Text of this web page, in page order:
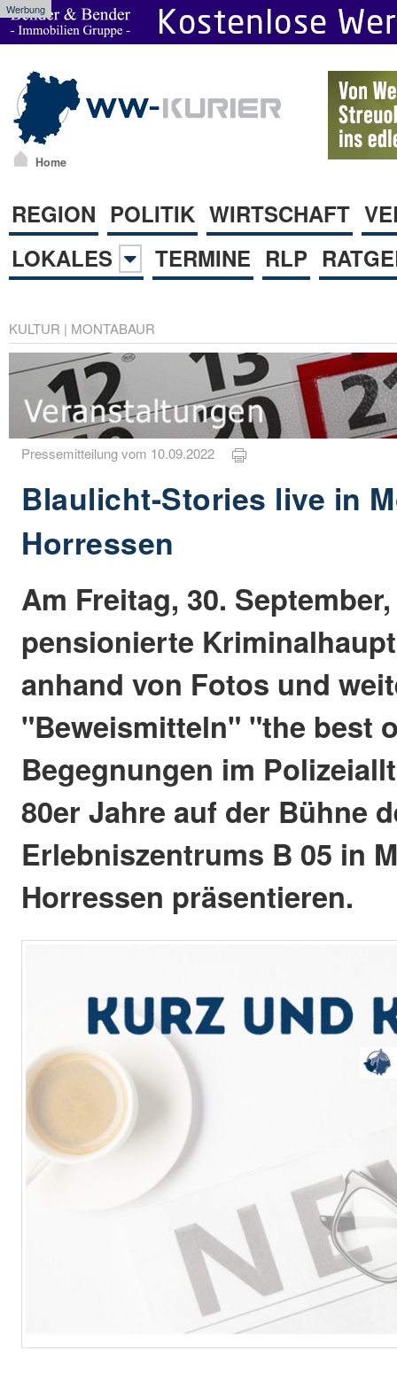
Werbung
Home
REGION POLITIK WIRTSCHAFT
LOKALES
TERMINE RLP
KULTUR | MONTABAUR
Pressemitteilung vom 10.09.2022
Blaulicht-Stories live in
Horressen
Am Freitag, 30.
pensionierte
anhand von Fotos und
"Beweismitteln" "the best
Begegnungen im
80er Jahre auf der Bühne
Erlebniszentrums B 05 in
Horressen präsentieren.